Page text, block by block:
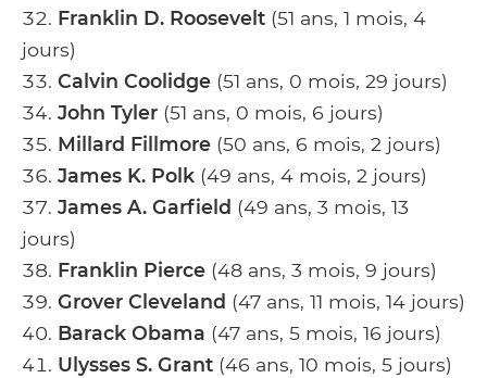
Franklin D. Roosevelt (51 ans, 1 mois, 4
jours)
Calvin Coolidge (51 ans, 0 mois, 29 jours)
John Tyler (51 ans, 0 mois, 6 jours)
Millard Fillmore (50 ans, 6 mois, 2 jours)
James K. Polk (49 ans, 4 mois, 2 jours)
James A. Garfield (49 ans, 3 mois, 13
jours)
Franklin Pierce (48 ans, 3 mois, 9 jours)
Grover Cleveland (47 ans, 11 mois, 14 jours)
Barack Obama (47 ans, 5 mois, 16 jours)
Ulysses S. Grant (46 ans, 10 mois, 5 jours)